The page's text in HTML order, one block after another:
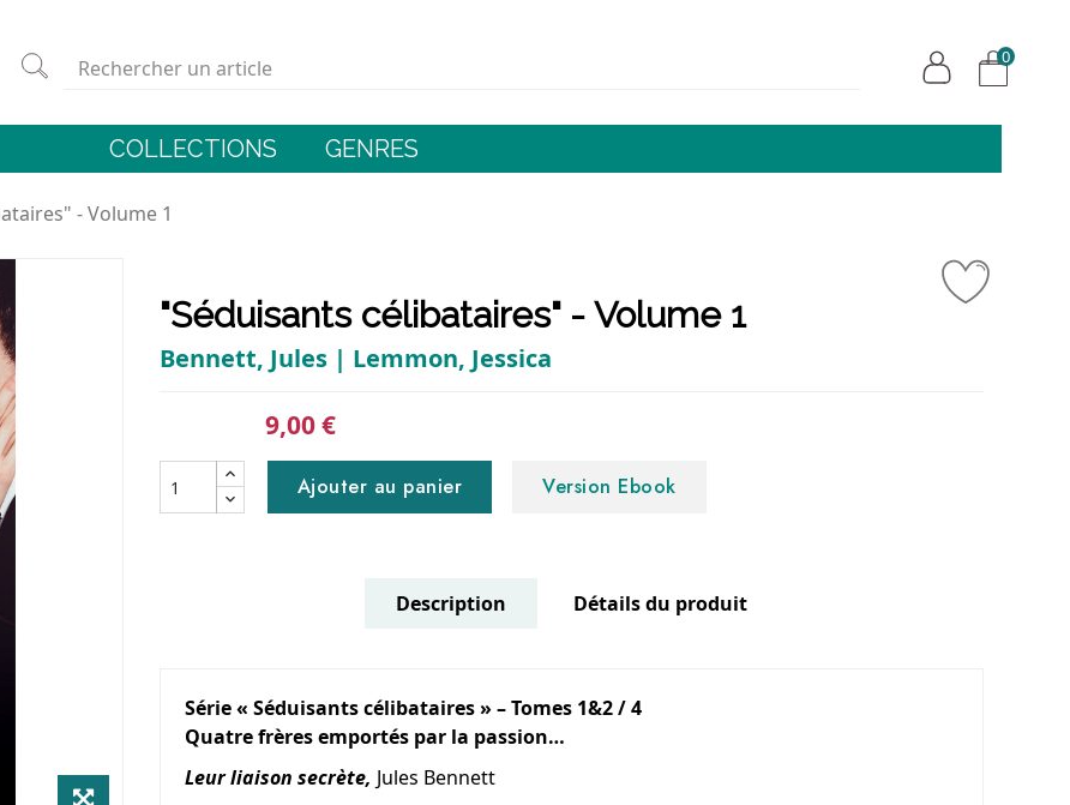
0
COLLECTIONS GENRES
- Volume 1
"Séduisants célibataires" - Volume 1
Bennett, Jules | Lemmon, Jessica
9,00 €
Ajouter au panier Version Ebook
Description Détails du produit
Série « Séduisants célibataires » – Tomes 1&2 / 4
Quatre frères emportés par la passion…
Leur liaison secrète, Jules Bennett